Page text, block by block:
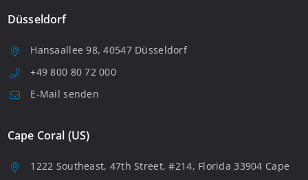
Düsseldorf
Hansaallee 98, 40547 Düsseldorf
+49 800 80 72 000
E-Mail senden
Cape Coral (US)
1222 Southeast, 47th Street, #214, Florida 33904 Cape